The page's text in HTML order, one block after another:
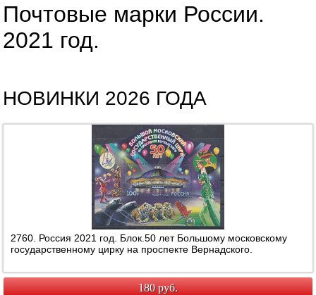
Почтовые марки России.
2021 год.
НОВИНКИ 2026 ГОДА
2760. Россия 2021 год. Блок.50 лет Большому московскому
государственному цирку на проспекте Вернадского.
180 руб.